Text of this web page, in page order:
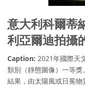
意大利科爾蒂
利亞爾迪拍攝
Caption: 2021年國際天
類別（靜態圖像）一等
結果，由太陽風或日冕